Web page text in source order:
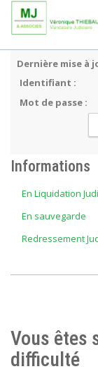
Dernière mise à
Identifiant :
Mot de passe :
Informations
En Liquidation
En sauvegarde
Redressement
Vous êtes
difficulté